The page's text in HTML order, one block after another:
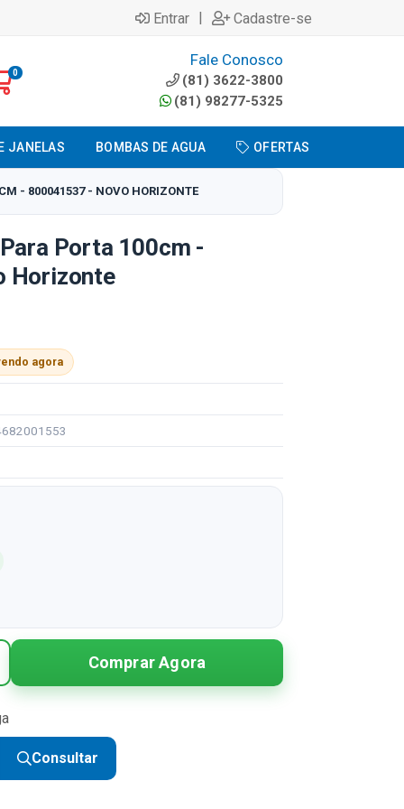
Entrar | Cadastre-se
0
Fale Conosco
(81) 3622-3800
(81) 98277-5325
JANELAS BOMBAS DE AGUA OFERTAS
- 800041537 - NOVO HORIZONTE
Porta 100cm -
Horizonte
agora
Comprar Agora
Consultar